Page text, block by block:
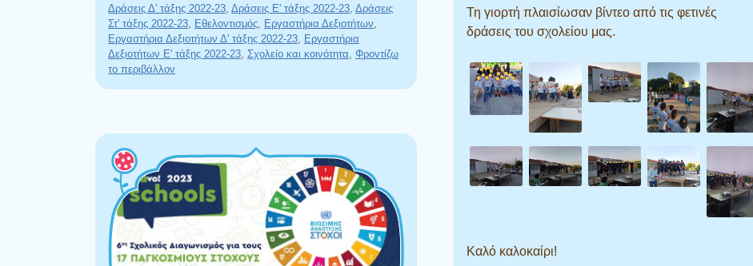
Δράσεις Δ' τάξης 2022-23 Δράσεις Ε' τάξης 2022-23 Δράσεις
Στ' τάξης 2022-23
Εθελοντισμός Εργαστήρια Δεξιοτήτων
Εργαστήρια Δεξιοτήτων Δ' τάξης 2022-23
Εργαστήρια
Δεξιοτήτων Ε' τάξης 2022-23 Σχολείο και κοινότητα Φροντίζω
το περιβάλλον
Τη γιορτή πλαισίωσαν βίντεο από τις φετινές
δράσεις του σχολείου μας.
Καλό καλοκαίρι!